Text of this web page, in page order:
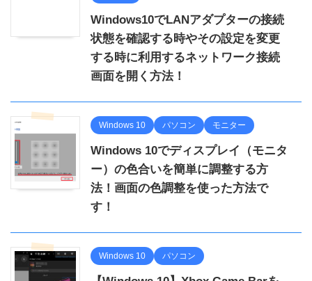
Windows10でLANアダプターの接続
状態を確認する時やその設定を変更
する時に利用するネットワーク接続
画面を開く方法！
Windows 10 パソコン モニター
Windows 10でディスプレイ（モニタ
ー）の色合いを簡単に調整する方
法！画面の色調整を使った方法で
す！
Windows 10 パソコン